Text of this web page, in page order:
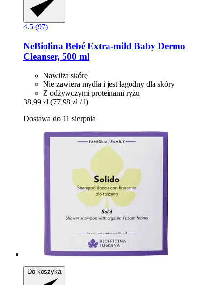
4.5 (97)
NeBiolina Bebé Extra-​mild Baby Dermo
Cleanser, 500 ml
Nawilża skórę
Nie zawiera mydła i jest łagodny dla skóry
Z odżywczymi proteinami ryżu
38,99 zł (77,98 zł / l)
Dostawa do 11 sierpnia
Do koszyka